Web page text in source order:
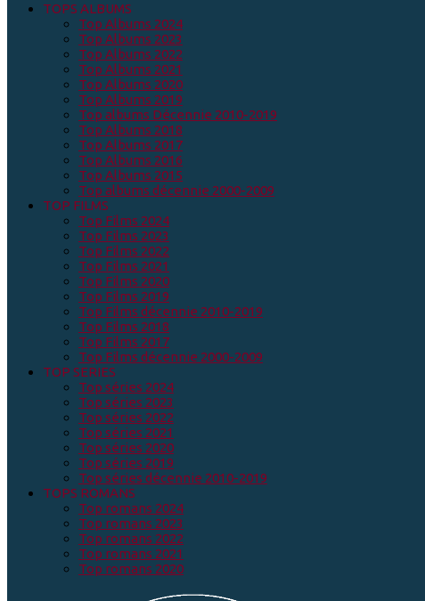
TOPS ALBUMS
Top Albums 2024
Top Albums 2023
Top Albums 2022
Top Albums 2021
Top Albums 2020
Top Albums 2019
Top albums Décennie 2010-2019
Top Albums 2018
Top Albums 2017
Top Albums 2016
Top Albums 2015
Top albums décennie 2000-2009
TOP FILMS
Top Films 2024
Top Films 2023
Top Films 2022
Top Films 2021
Top Films 2020
Top Films 2019
Top Films décennie 2010-2019
Top Films 2018
Top Films 2017
Top Films décennie 2000-2009
TOP SERIES
Top séries 2024
Top séries 2023
Top séries 2022
Top séries 2021
Top séries 2020
Top séries 2019
Top séries décennie 2010-2019
TOPS ROMANS
Top romans 2024
Top romans 2023
Top romans 2022
Top romans 2021
Top romans 2020